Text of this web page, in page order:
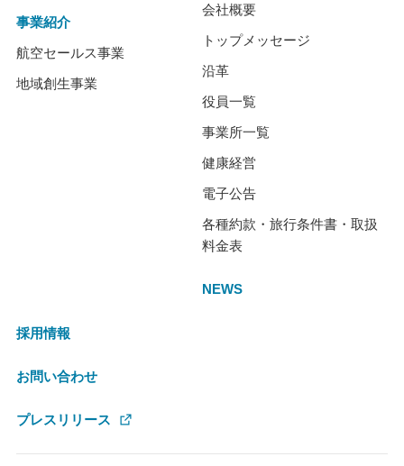
事業紹介
航空セールス事業
地域創生事業
会社概要
トップメッセージ
沿革
役員一覧
事業所一覧
健康経営
電子公告
各種約款・旅行条件書・取扱
料金表
NEWS
採用情報
お問い合わせ
プレスリリース